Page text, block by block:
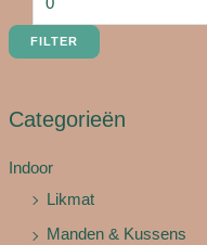
FILTER
Categorieën
Indoor
Likmat
Manden & Kussens